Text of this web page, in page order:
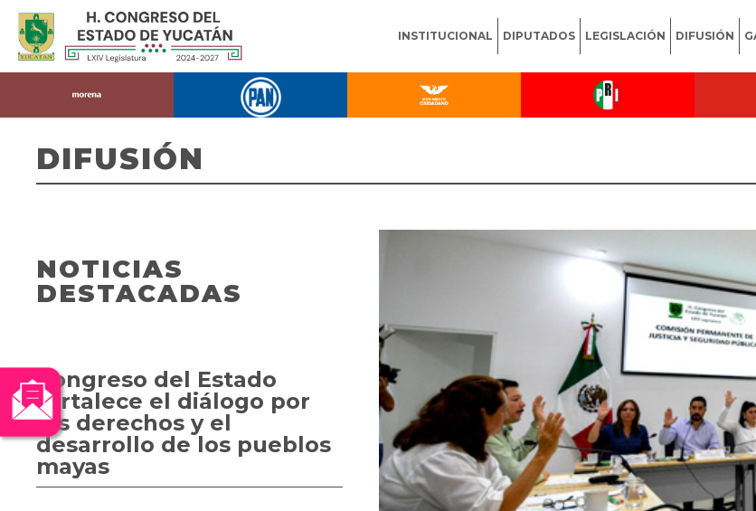
INSTITUCIONAL DIPUTADOS LEGISLACIÓN DIFUSIÓN
DIFUSIÓN
NOTICIAS
DESTACADAS
Congreso del Estado
fortalece el diálogo por
los derechos y el
desarrollo de los pueblos
mayas